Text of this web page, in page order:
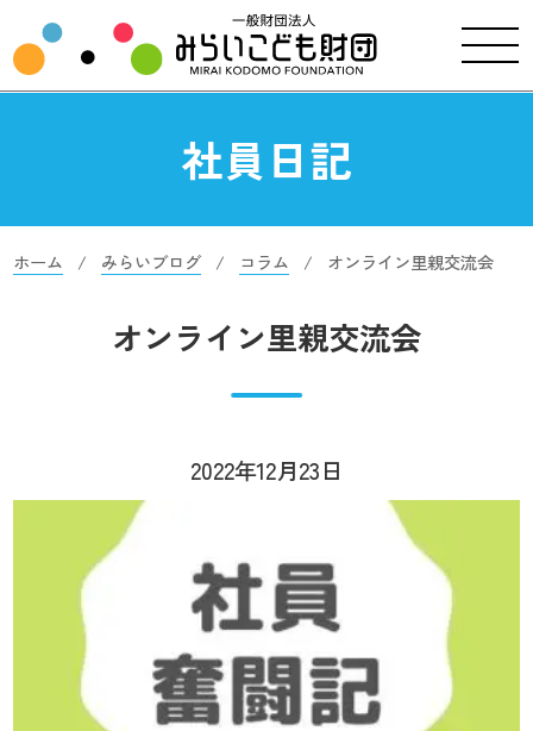
社員日記
ホーム みらいブログ コラム オンライン里親交流会
オンライン里親交流会
2022年12月23日